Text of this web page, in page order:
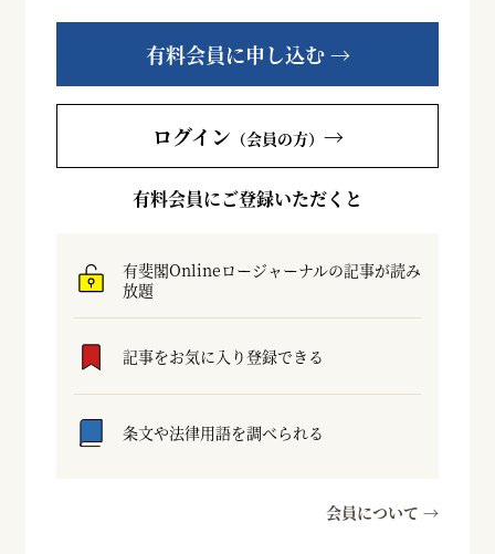
有料会員に申し込む →
ログイン （会員の方） →
有料会員にご登録いただくと
有斐閣Onlineロージャーナルの記事が読み
放題
記事をお気に入り登録できる
条文や法律用語を調べられる
会員について →